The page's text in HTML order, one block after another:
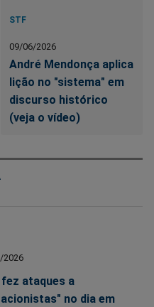
STF
09/06/2026
André Mendonça aplica
lição no "sistema" em
discurso histórico
(veja o vídeo)
2026
fez ataques a
no dia em